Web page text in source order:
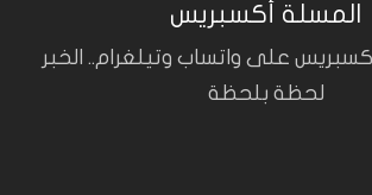
المسلة أكسبريس
على واتساب وتيلغرام.. الخبر
لحظة بلحظة